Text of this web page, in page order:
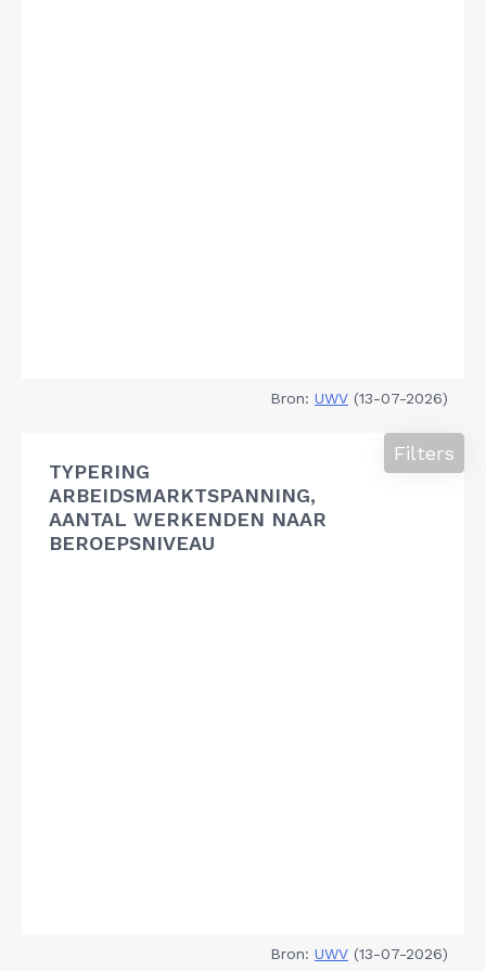
Bron: UWV (13-07-2026)
TYPERING
ARBEIDSMARKTSPANNING,
AANTAL WERKENDEN NAAR
BEROEPSNIVEAU
Filters
Bron: UWV (13-07-2026)